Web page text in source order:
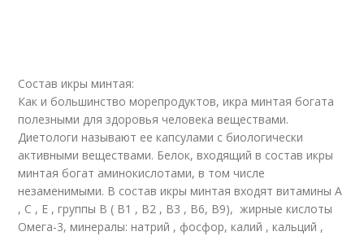
Состав икры минтая:
Как и большинство морепродуктов, икра минтая богата
полезными для здоровья человека веществами.
Диетологи называют ее капсулами с биологически
активными веществами. Белок, входящий в состав икры
минтая богат аминокислотами, в том числе
незаменимыми. В состав икры минтая входят витамины А
, С , Е , группы В ( В1 , В2 , В3 , В6, В9), жирные кислоты
Омега-3, минералы: натрий , фосфор, калий , кальций ,